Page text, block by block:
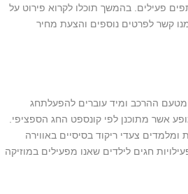
פעילים. בהמשך תוכלו לקרוא פירוט על
קשר לפרטים נוספים והצעת מחיר
ההרכב ומיד עוברים להפעלתחג
אשר מתוכנן לפי קונספט החג הספציפי.
צעדי ריקוד בסיסיים באווירה
חגים לילדים שאנו מפעילים במוזיקה